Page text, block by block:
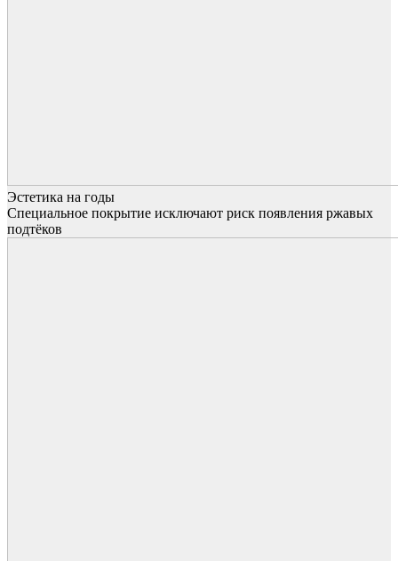
Эстетика на годы
Специальное покрытие исключают риск появления ржавых
подтёков